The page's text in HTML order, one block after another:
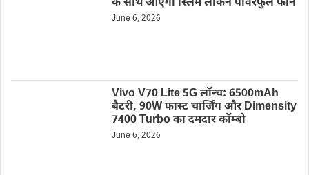
June 6, 2026
Vivo V70 Lite 5G लॉन्च: 6500mAh
बैटरी, 90W फास्ट चार्जिंग और Dimensity
7400 Turbo का दमदार कॉम्बो
June 6, 2026